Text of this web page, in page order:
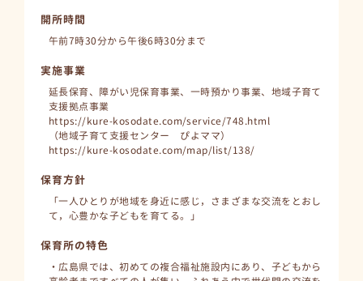
開所時間
午前7時30分から午後6時30分まで
実施事業
延長保育、障がい児保育事業、一時預かり事業、地域子育て
支援拠点事業
https://kure-kosodate.com/service/748.html
（地域子育て支援センター ぴよママ）
https://kure-kosodate.com/map/list/138/
保育方針
「一人ひとりが地域を身近に感じ，さまざまな交流をとおし
て，心豊かな子どもを育てる。」
保育所の特色
・広島県では、初めての複合福祉施設内にあり、子どもから